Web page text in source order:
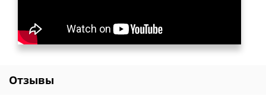
Отзывы